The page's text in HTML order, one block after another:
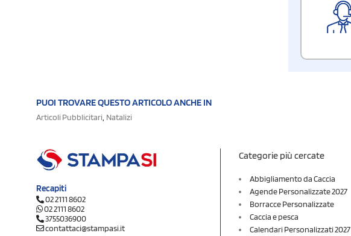
PUOI TROVARE QUESTO ARTICOLO ANCHE IN
Articoli Pubblicitari, Natalizi
Recapiti
02 2111 8602
02 2111 8602
3755036900
contattaci@stampasi.it
Categorie più cercate
Abbigliamento da Caccia
Agende Personalizzate 2027
Borracce Personalizzate
Caccia e pesca
Calendari Personalizzati 2027